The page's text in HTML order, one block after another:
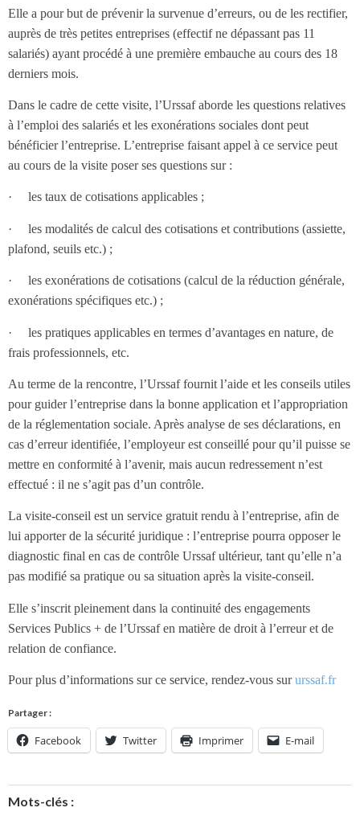
Elle a pour but de prévenir la survenue d’erreurs, ou de les rectifier,
auprès de très petites entreprises (effectif ne dépassant pas 11
salariés) ayant procédé à une première embauche au cours des 18
derniers mois.
Dans le cadre de cette visite, l’Urssaf aborde les questions relatives
à l’emploi des salariés et les exonérations sociales dont peut
bénéficier l’entreprise. L’entreprise faisant appel à ce service peut
au cours de la visite poser ses questions sur :
· les taux de cotisations applicables ;
· les modalités de calcul des cotisations et contributions (assiette,
plafond, seuils etc.) ;
· les exonérations de cotisations (calcul de la réduction générale,
exonérations spécifiques etc.) ;
· les pratiques applicables en termes d’avantages en nature, de
frais professionnels, etc.
Au terme de la rencontre, l’Urssaf fournit l’aide et les conseils utiles
pour guider l’entreprise dans la bonne application et l’appropriation
de la réglementation sociale. Après analyse de ses déclarations, en
cas d’erreur identifiée, l’employeur est conseillé pour qu’il puisse se
mettre en conformité à l’avenir, mais aucun redressement n’est
effectué : il ne s’agit pas d’un contrôle.
La visite-conseil est un service gratuit rendu à l’entreprise, afin de
lui apporter de la sécurité juridique : l’entreprise pourra opposer le
diagnostic final en cas de contrôle Urssaf ultérieur, tant qu’elle n’a
pas modifié sa pratique ou sa situation après la visite-conseil.
Elle s’inscrit pleinement dans la continuité des engagements
Services Publics + de l’Urssaf en matière de droit à l’erreur et de
relation de confiance.
Pour plus d’informations sur ce service, rendez-vous sururssaf.fr
Partager :
Facebook Twitter Imprimer E-mail
Mots-clés :